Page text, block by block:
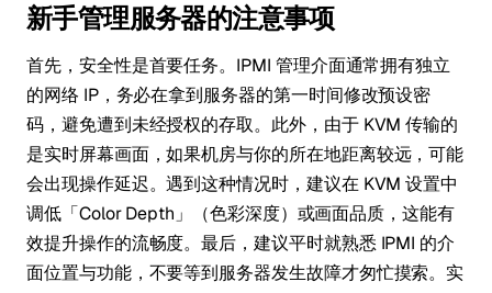
新手管理服务器的注意事项
首先，安全性是首要任务。IPMI 管理介面通常拥有独立
的网络 IP，务必在拿到服务器的第一时间修改预设密
码，避免遭到未经授权的存取。此外，由于 KVM 传输的
是实时屏幕画面，如果机房与你的所在地距离较远，可能
会出现操作延迟。遇到这种情况时，建议在 KVM 设置中
调低「Color Depth」（色彩深度）或画面品质，这能有
效提升操作的流畅度。最后，建议平时就熟悉 IPMI 的介
面位置与功能，不要等到服务器发生故障才匆忙摸索。实